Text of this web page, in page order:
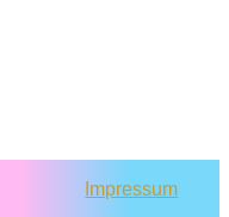
Impressum